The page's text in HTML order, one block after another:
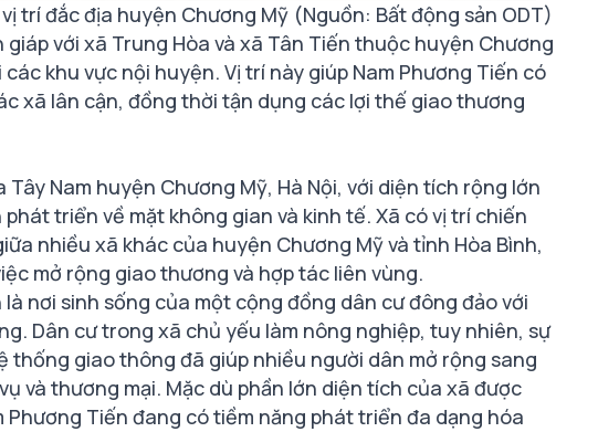
trí đắc địa huyện Chương Mỹ (Nguồn: Bất động sản ODT)
giáp với xã Trung Hòa và xã Tân Tiến thuộc huyện Chương
khu vực nội huyện. Vị trí này giúp Nam Phương Tiến có
xã lân cận, đồng thời tận dụng các lợi thế giao thương
Tây Nam huyện Chương Mỹ, Hà Nội, với diện tích rộng lớn
triển về mặt không gian và kinh tế. Xã có vị trí chiến
nhiều xã khác của huyện Chương Mỹ và tỉnh Hòa Bình,
mở rộng giao thương và hợp tác liên vùng.
nơi sinh sống của một cộng đồng dân cư đông đảo với
Dân cư trong xã chủ yếu làm nông nghiệp, tuy nhiên, sự
thống giao thông đã giúp nhiều người dân mở rộng sang
và thương mại. Mặc dù phần lớn diện tích của xã được
Tiến đang có tiềm năng phát triển đa dạng hóa